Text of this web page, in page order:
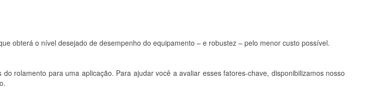
obterá o nível desejado de desempenho do equipamento – e robustez – pelo menor custo possível.
rolamento para uma aplicação. Para ajudar você a avaliar esses fatores-chave, disponibilizamos nosso